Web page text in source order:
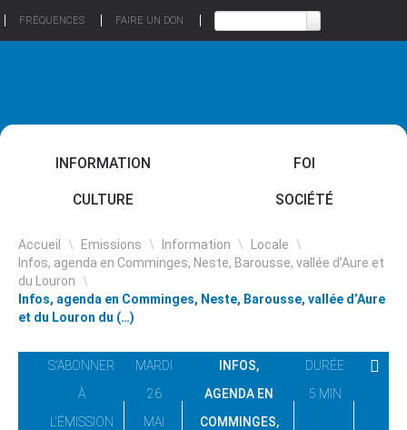
FRÉQUENCES FAIRE UN DON
INFORMATION FOI
CULTURE SOCIÉTÉ
Accueil \ Emissions \ Information \ Locale \
Infos, agenda en Comminges, Neste, Barousse, vallée d’Aure et
du Louron \
Infos, agenda en Comminges, Neste, Barousse, vallée d’Aure
et du Louron du (…)
S'ABONNER
À
L'ÉMISSION
MARDI
26
MAI
INFOS,
AGENDA EN
COMMINGES,
DURÉE
5 MIN